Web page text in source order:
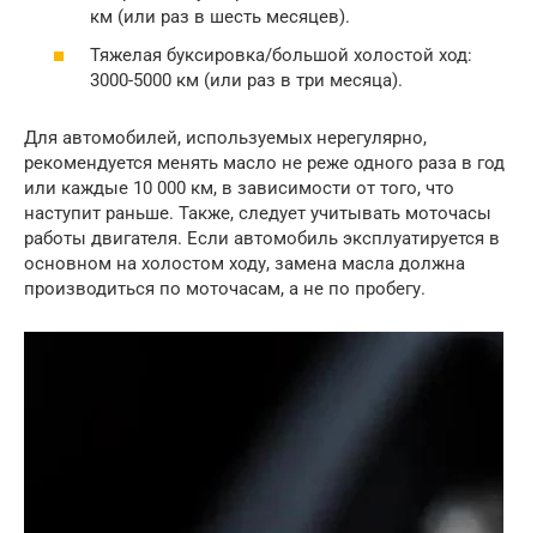
км (или раз в шесть месяцев).
Тяжелая буксировка/большой холостой ход:
3000-5000 км (или раз в три месяца).
Для автомобилей, используемых нерегулярно,
рекомендуется менять масло не реже одного раза в год
или каждые 10 000 км, в зависимости от того, что
наступит раньше. Также, следует учитывать моточасы
работы двигателя. Если автомобиль эксплуатируется в
основном на холостом ходу, замена масла должна
производиться по моточасам, а не по пробегу.